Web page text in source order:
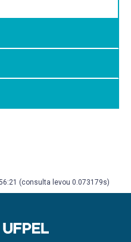
a cada semestre e
de Fenômenos de
(consulta levou 0.073179s)